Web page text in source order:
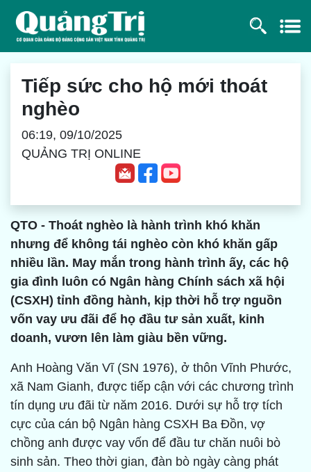
Tiếp sức cho hộ mới thoát
nghèo
06:19, 09/10/2025
QUẢNG TRỊ ONLINE
QTO - Thoát nghèo là hành trình khó khăn
nhưng để không tái nghèo còn khó khăn gấp
nhiều lần. May mắn trong hành trình ấy, các hộ
gia đình luôn có Ngân hàng Chính sách xã hội
(CSXH) tỉnh đồng hành, kịp thời hỗ trợ nguồn
vốn vay ưu đãi để họ đầu tư sản xuất, kinh
doanh, vươn lên làm giàu bền vững.
Anh Hoàng Văn Vĩ (SN 1976), ở thôn Vĩnh Phước,
xã Nam Gianh, được tiếp cận với các chương trình
tín dụng ưu đãi từ năm 2016. Dưới sự hỗ trợ tích
cực của cán bộ Ngân hàng CSXH Ba Đồn, vợ
chồng anh được vay vốn để đầu tư chăn nuôi bò
sinh sản. Theo thời gian, đàn bò ngày càng phát